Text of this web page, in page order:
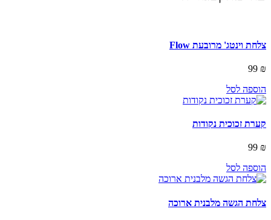
צלחת וינטג' מרובעת Flow
99 ₪
הוספה לסל
קערת זכוכית נקודות
99 ₪
הוספה לסל
צלחת הגשה מלבנית ארוכה